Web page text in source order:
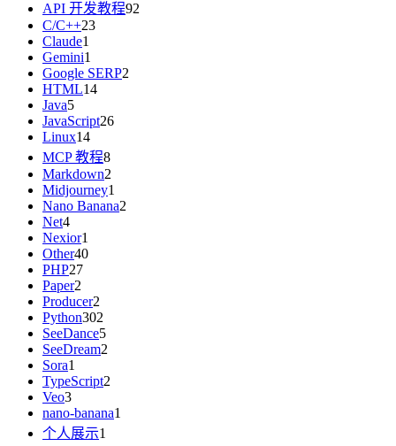
API 开发教程92
C/C++23
Claude1
Gemini1
Google SERP2
HTML14
Java5
JavaScript26
Linux14
MCP 教程8
Markdown2
Midjourney1
Nano Banana2
Net4
Nexior1
Other40
PHP27
Paper2
Producer2
Python302
SeeDance5
SeeDream2
Sora1
TypeScript2
Veo3
nano-banana1
个人展示1